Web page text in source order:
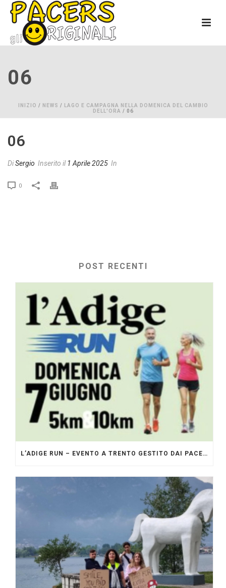
06
INIZIO / NEWS /
LAGO E CAMPAGNA NELLA DOMENICA DEL CAMBIO
DELL'ORA / 06
06
DiSergio Inserito il1 Aprile 2025 In
0
POST RECENTI
L’ADIGE RUN – EVENTO A TRENTO GESTITO DAI PACERS GLI ORIGINALI